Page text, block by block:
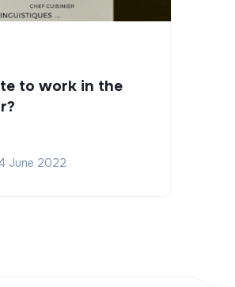
to work in the
June 2022